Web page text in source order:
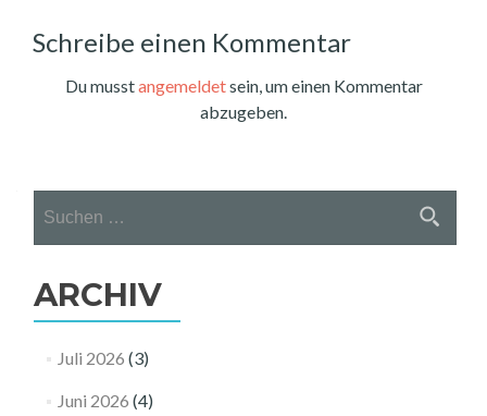
Schreibe einen Kommentar
Du musstangemeldetsein, um einen Kommentar
abzugeben.
nach:
ARCHIV
Juli 2026 (3)
Juni 2026 (4)